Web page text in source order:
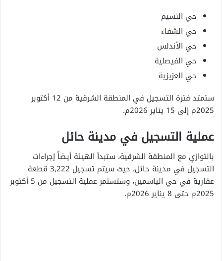
حي النسيم
حي الشفاء
حي الأندلس
حي الفيصلية
حي العزيزية
ستمتد فترة التسجيل في المنطقة الشرقية من 12 أكتوبر
2025م إلى 15 يناير 2026م.
عملية التسجيل في مدينة حائل
بالتوازي مع المنطقة الشرقية، ستبدأ الهيئة أيضاً إجراءات
التسجيل في مدينة حائل، حيث سيتم تسجيل 3,222 قطعة
عقارية في حي الياسمين، وستستمر عملية التسجيل من 5 أكتوبر
2025م حتى 8 يناير 2026م.